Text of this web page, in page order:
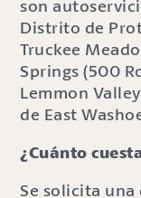
son
Distrito de
Truckee
Springs (500
Lemmon
de East
¿Cuánto
Se solicita